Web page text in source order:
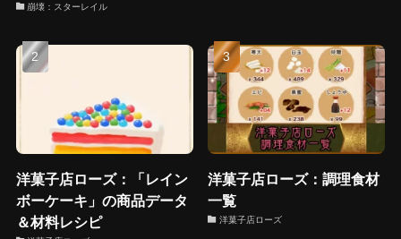
崩壊：スターレイル
洋菓子店ローズ：「レイン
ボーケーキ」の商品データ
＆材料レシピ
洋菓子店ローズ：調理食材
一覧
洋菓子店ローズ